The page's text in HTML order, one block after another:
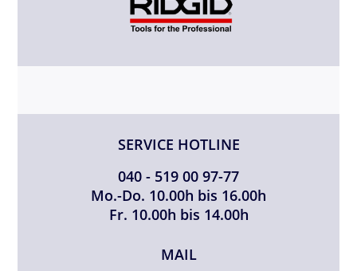
SERVICE HOTLINE
040 - 519 00 97-77
Mo.-Do. 10.00h bis 16.00h
Fr. 10.00h bis 14.00h
MAIL